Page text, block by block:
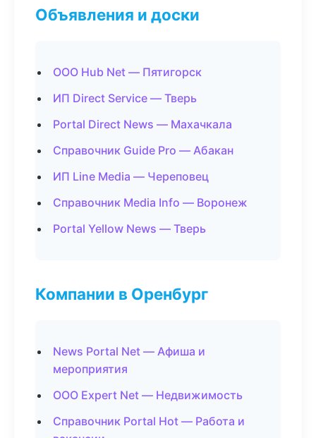
Объявления и доски
ООО Hub Net — Пятигорск
ИП Direct Service — Тверь
Portal Direct News — Махачкала
Справочник Guide Pro — Абакан
ИП Line Media — Череповец
Справочник Media Info — Воронеж
Portal Yellow News — Тверь
Компании в Оренбург
News Portal Net — Афиша и
мероприятия
ООО Expert Net — Недвижимость
Справочник Portal Hot — Работа и